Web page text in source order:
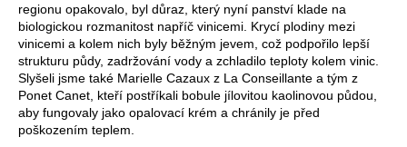
regionu opakovalo, byl důraz, který nyní panství klade na
biologickou rozmanitost napříč vinicemi. Krycí plodiny mezi
vinicemi a kolem nich byly běžným jevem, což podpořilo lepší
strukturu půdy, zadržování vody a zchladilo teploty kolem vinic.
Slyšeli jsme také Marielle Cazaux z La Conseillante a tým z
Ponet Canet, kteří postříkali bobule jílovitou kaolinovou půdou,
aby fungovaly jako opalovací krém a chránily je před
poškozením teplem.
degustační
set
6
vín
josef
fischer
wachau